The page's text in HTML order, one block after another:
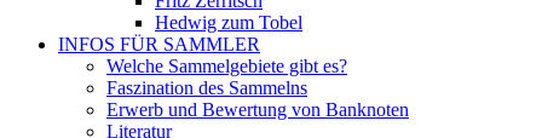
Hedwig zum Tobel
INFOS FÜR SAMMLER
Welche Sammelgebiete gibt es?
Faszination des Sammelns
Erwerb und Bewertung von Banknoten
Literatur